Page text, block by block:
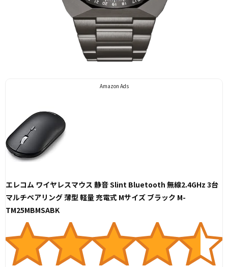
Amazon Ads
エレコム ワイヤレスマウス 静音 Slint Bluetooth 無線2.4GHz 3台
マルチペアリング 薄型 軽量 充電式 Mサイズ ブラック M-
TM25MBMSABK